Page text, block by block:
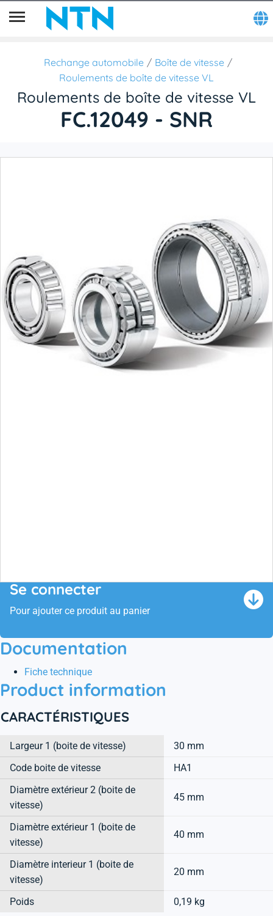
Rechange automobile
Boîte de vitesse
Roulements de boîte de vitesse VL
Roulements de boîte de vitesse VL
FC.12049 - SNR
Se connecter
Pour ajouter ce produit au panier
Documentation
Fiche technique
Product information
CARACTÉRISTIQUES
Largeur 1 (boite de vitesse)
30 mm
Code boite de vitesse
HA1
Diamètre extérieur 2 (boite de
vitesse)
45 mm
Diamètre extérieur 1 (boite de
vitesse)
40 mm
Diamètre interieur 1 (boite de
vitesse)
20 mm
Poids 0,19 kg